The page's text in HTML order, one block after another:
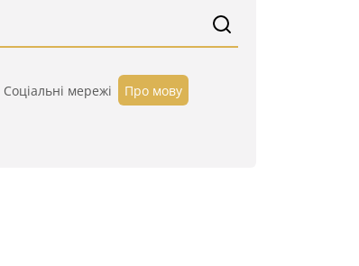
Cоціальні мережі Про мову